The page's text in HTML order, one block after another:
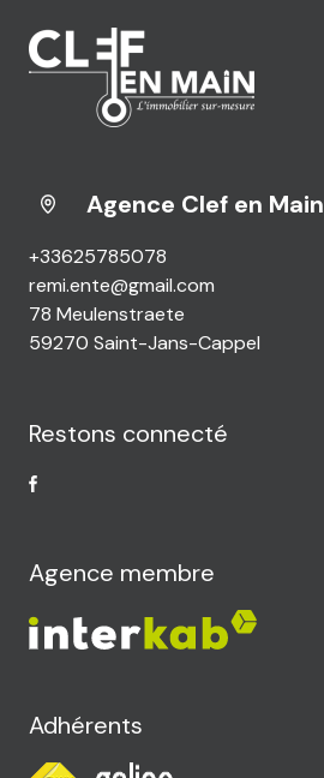
Agence Clef en Main
+33625785078
remi.ente@gmail.com
78 Meulenstraete
59270 Saint-Jans-Cappel
Restons connecté
Agence membre
Adhérents